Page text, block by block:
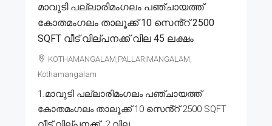
മാവുടി പല്ലാരിമംഗലം പഞ്ചായത്ത്
കോതമംഗലം താലൂക്ക് 10 സെൻ്റ് 2500
SQFT വീട് വില്പനക്ക് വില 45 ലക്ഷം
KOTHAMANGALAM,PALLARIMANGALAM,
Kothamangalam
1.മാവുടി പല്ലാരിമംഗലം പഞ്ചായത്ത്
കോതമംഗലം താലൂക്ക് 10 സെൻ്റ് 2500 SQFT